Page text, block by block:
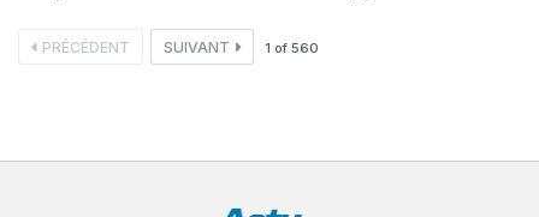
PRÉCÉDENT SUIVANT 1 of 560